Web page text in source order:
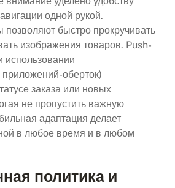
одной рукой.
быстро прокручивать
изображения товаров. Push-
использовании
оберток)
заказа или новых
не пропустить важную
адаптация делает
в любое время и в любом
политика и